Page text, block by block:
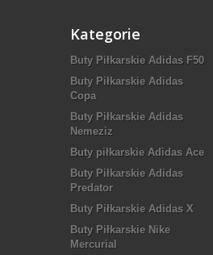
Kategorie
Buty Piłkarskie Adidas F50
Buty Piłkarskie Adidas
Copa
Buty Piłkarskie Adidas
Nemeziz
Buty piłkarskie Adidas Ace
Buty Piłkarskie Adidas
Predator
Buty Piłkarskie Adidas X
Buty Piłkarskie Nike
Mercurial